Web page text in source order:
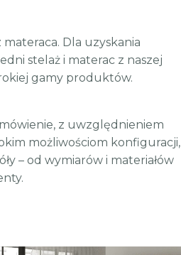
Dla uzyskania
stelaż i materac z naszej
gamy produktów.
z uwzględnieniem
możliwościom konfiguracji,
– od wymiarów i materiałów